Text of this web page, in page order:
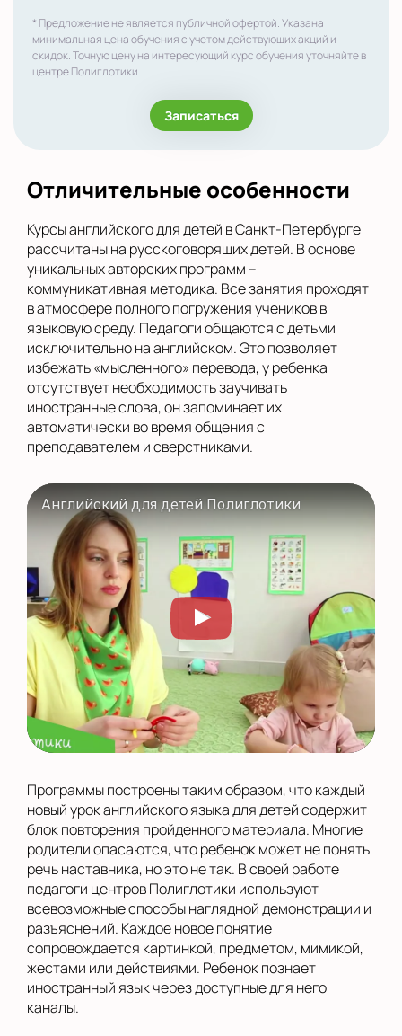
* Предложение не является публичной офертой. Указана
минимальная цена обучения с учетом действующих акций и
скидок. Точную цену на интересующий курс обучения уточняйте в
центре Полиглотики.
Записаться
Отличительные особенности
Курсы английского для детей в Санкт-Петербурге
рассчитаны на русскоговорящих детей. В основе
уникальных авторских программ –
коммуникативная методика. Все занятия проходят
в атмосфере полного погружения учеников в
языковую среду. Педагоги общаются с детьми
исключительно на английском. Это позволяет
избежать «мысленного» перевода, у ребенка
отсутствует необходимость заучивать
иностранные слова, он запоминает их
автоматически во время общения с
преподавателем и сверстниками.
Английский для детей Полиглотики
Программы построены таким образом, что каждый
новый урок английского языка для детей содержит
блок повторения пройденного материала. Многие
родители опасаются, что ребенок может не понять
речь наставника, но это не так. В своей работе
педагоги центров Полиглотики используют
всевозможные способы наглядной демонстрации и
разъяснений. Каждое новое понятие
сопровождается картинкой, предметом, мимикой,
жестами или действиями. Ребенок познает
иностранный язык через доступные для него
каналы.